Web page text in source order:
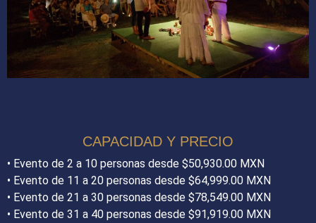
CAPACIDAD Y PRECIO
•⁠ ⁠Evento de 2 a 10 personas desde $50,930.00 MXN
•⁠ ⁠Evento de 11 a 20 personas desde $64,999.00 MXN
•⁠ ⁠Evento de 21 a 30 personas desde $78,549.00 MXN
•⁠ ⁠Evento de 31 a 40 personas desde $91,919.00 MXN